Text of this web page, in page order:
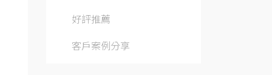
好評推薦
客戶案例分享